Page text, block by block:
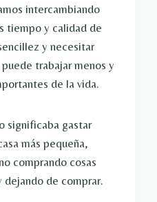
intercambiando
tiempo y calidad de
y necesitar
trabajar menos y
de la vida.
significaba gastar
más pequeña,
comprando cosas
de comprar.